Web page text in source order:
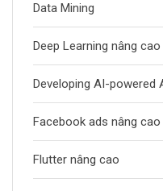
Data Mining
Deep Learning nâng cao
Developing AI-powered
Facebook ads nâng cao
Flutter nâng cao